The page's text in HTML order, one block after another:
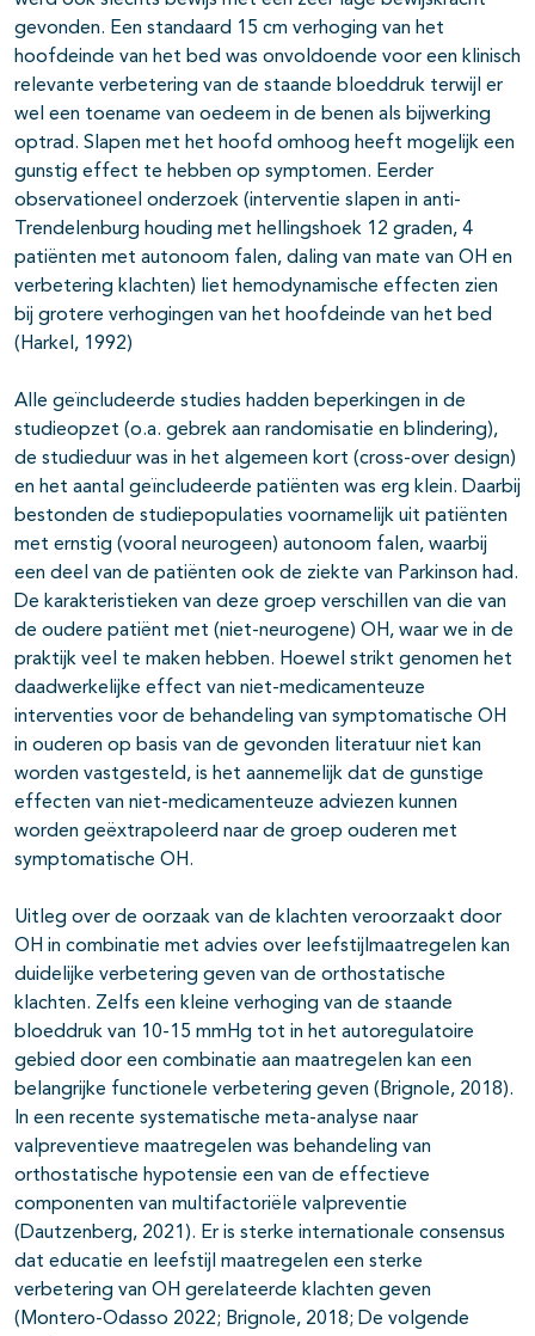
gevonden. Een standaard 15 cm verhoging van het
hoofdeinde van het bed was onvoldoende voor een klinisch
relevante verbetering van de staande bloeddruk terwijl er
wel een toename van oedeem in de benen als bijwerking
optrad. Slapen met het hoofd omhoog heeft mogelijk een
gunstig effect te hebben op symptomen. Eerder
observationeel onderzoek (interventie slapen in anti-
Trendelenburg houding met hellingshoek 12 graden, 4
patiënten met autonoom falen, daling van mate van OH en
verbetering klachten) liet hemodynamische effecten zien
bij grotere verhogingen van het hoofdeinde van het bed
(Harkel, 1992)
Alle geïncludeerde studies hadden beperkingen in de
studieopzet (o.a. gebrek aan randomisatie en blindering),
de studieduur was in het algemeen kort (cross-over design)
en het aantal geïncludeerde patiënten was erg klein. Daarbij
bestonden de studiepopulaties voornamelijk uit patiënten
met ernstig (vooral neurogeen) autonoom falen, waarbij
een deel van de patiënten ook de ziekte van Parkinson had.
De karakteristieken van deze groep verschillen van die van
de oudere patiënt met (niet-neurogene) OH, waar we in de
praktijk veel te maken hebben. Hoewel strikt genomen het
daadwerkelijke effect van niet-medicamenteuze
interventies voor de behandeling van symptomatische OH
in ouderen op basis van de gevonden literatuur niet kan
worden vastgesteld, is het aannemelijk dat de gunstige
effecten van niet-medicamenteuze adviezen kunnen
worden geëxtrapoleerd naar de groep ouderen met
symptomatische OH.
Uitleg over de oorzaak van de klachten veroorzaakt door
OH in combinatie met advies over leefstijlmaatregelen kan
duidelijke verbetering geven van de orthostatische
klachten. Zelfs een kleine verhoging van de staande
bloeddruk van 10-15 mmHg tot in het autoregulatoire
gebied door een combinatie aan maatregelen kan een
belangrijke functionele verbetering geven (Brignole, 2018).
In een recente systematische meta-analyse naar
valpreventieve maatregelen was behandeling van
orthostatische hypotensie een van de effectieve
componenten van multifactoriële valpreventie
(Dautzenberg, 2021). Er is sterke internationale consensus
dat educatie en leefstijl maatregelen een sterke
verbetering van OH gerelateerde klachten geven
(Montero-Odasso 2022; Brignole, 2018; De volgende